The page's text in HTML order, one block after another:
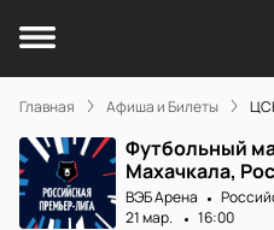
Главная Афиша и Билеты
Футбольный
Махачкала,
ВЭБ Арена
21 мар.
16:00